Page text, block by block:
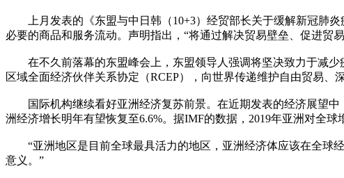
上月发表的《东盟与中日韩（10+3）经贸部长关于缓解新冠肺炎
必要的商品和服务流动。声明指出，“将通过解决贸易壁垒、促进贸
在不久前落幕的东盟峰会上，东盟领导人强调将坚决致力于减少
区域全面经济伙伴关系协定（RCEP），向世界传递维护自由贸易、
国际机构继续看好亚洲经济复苏前景。在近期发表的经济展望中
洲经济增长明年有望恢复至6.6%。据IMF的数据，2019年亚洲对全球
“亚洲地区是目前全球最具活力的地区，亚洲经济体应该在全球经
意义。”